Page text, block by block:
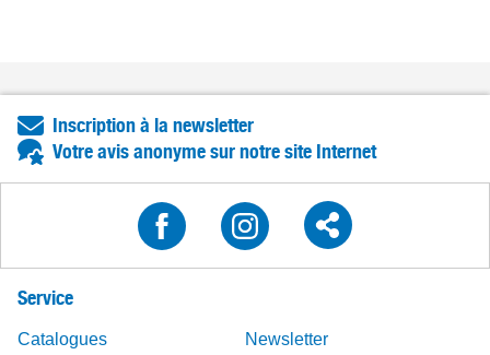
Inscription à la newsletter
Votre avis anonyme sur notre site Internet
Service
Catalogues
Newsletter